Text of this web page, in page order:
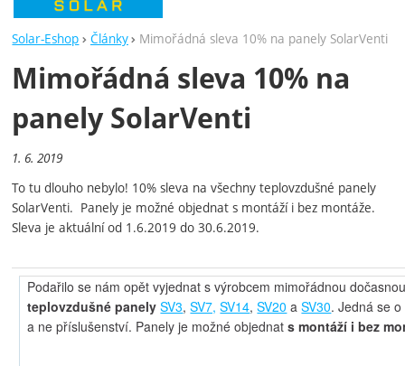
Solar-Eshop Články Mimořádná sleva 10% na panely SolarVenti
Mimořádná sleva 10% na
panely SolarVenti
1. 6. 2019
To tu dlouho nebylo! 10% sleva na všechny teplovzdušné panely
SolarVenti. Panely je možné objednat s montáží i bez montáže.
Sleva je aktuální od 1.6.2019 do 30.6.2019.
Podařilo se nám opět vyjednat s výrobcem mimořádnou
teplovzdušné panely SV3,SV7, SV14,SV20 aSV30. Jedná se
a ne příslušenství. Panely je možné objednats montáží i bez